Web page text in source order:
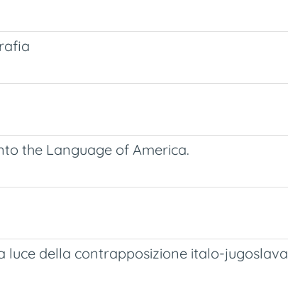
the Language of America.
luce della contrapposizione italo-jugoslava